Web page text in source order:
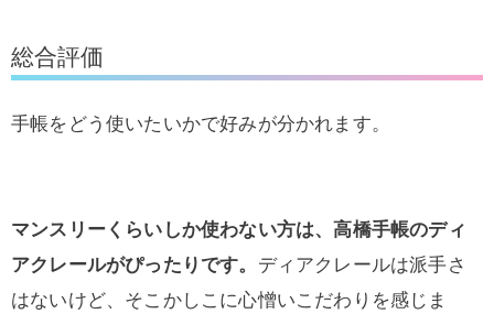
総合評価
手帳をどう使いたいかで好みが分かれます。
マンスリーくらいしか使わない方は、高橋手帳のディ
アクレールがぴったりです。 ディアクレールは派手さ
はないけど、そこかしこに心憎いこだわりを感じま